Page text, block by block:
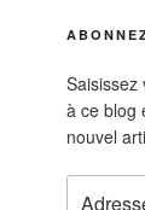
Saisissez
à ce blog
nouvel